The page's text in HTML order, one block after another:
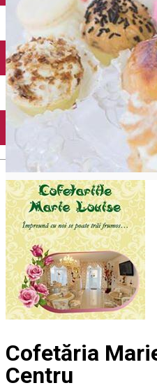
Închirieri auto
Închirieri biciclete
Taxi
Încărcare vehicule
Cofetăria
Centru